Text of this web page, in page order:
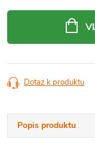
Dotaz k produktu
Popis produktu